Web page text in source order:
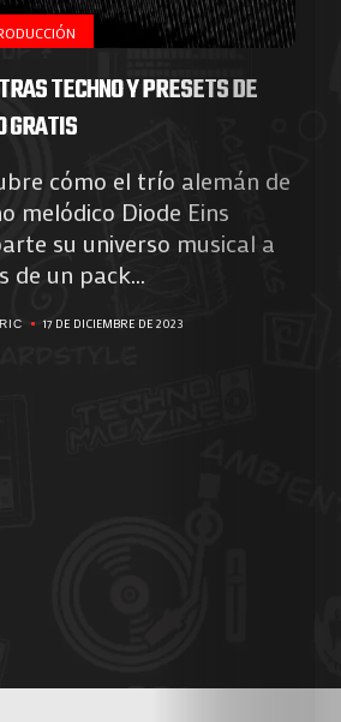
TECHNO Y PRESETS DE
GRATIS
cómo el trío alemán de
melódico Diode Eins
su universo musical a
de un pack...
17 DE DICIEMBRE DE 2023